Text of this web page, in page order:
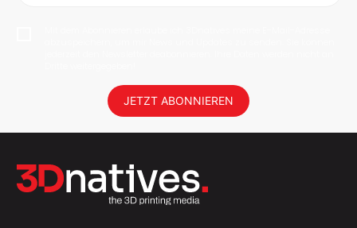
JETZT ABONNIEREN